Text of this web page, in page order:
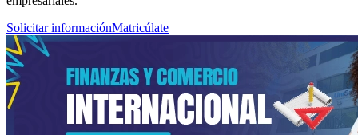
Solicitar informaciónMatricúlate